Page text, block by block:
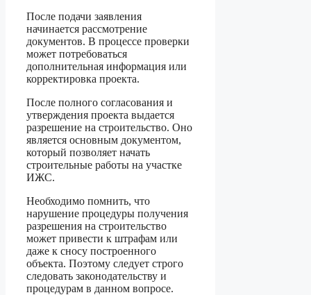
После подачи заявления
начинается рассмотрение
документов. В процессе проверки
может потребоваться
дополнительная информация или
корректировка проекта.
После полного согласования и
утверждения проекта выдается
разрешение на строительство. Оно
является основным документом,
который позволяет начать
строительные работы на участке
ИЖС.
Необходимо помнить, что
нарушение процедуры получения
разрешения на строительство
может привести к штрафам или
даже к сносу построенного
объекта. Поэтому следует строго
следовать законодательству и
процедурам в данном вопросе.